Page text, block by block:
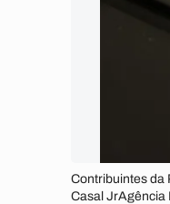
Contribuintes da
Casal JrAgência